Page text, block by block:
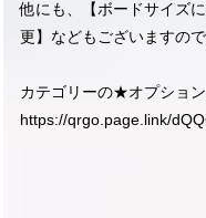
他にも、【ボードサイズ
更】などもございますの
カテゴリーの★オプショ
https://qrgo.page.link/